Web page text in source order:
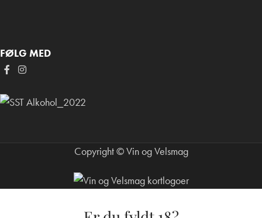
FØLG MED
Copyright © Vin og Velsmag